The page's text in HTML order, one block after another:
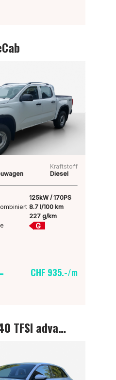
Kraftstoff
Diesel
125kW / 170PS
8.7 l/100 km
227 g/km
G
CHF 935.-/m
A3 Sportback 40 TFSI advanced